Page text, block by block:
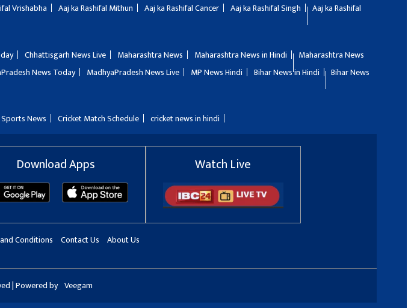
Vrishabha Aaj ka Rashifal Mithun Aaj ka Rashifal Cancer Aaj ka Rashifal Singh
Aaj ka Rashifal
Chhattisgarh News Live Maharashtra News Maharashtra News in Hindi
Maharashtra News
News Today MadhyaPradesh News Live MP News Hindi Bihar News in Hindi
Bihar News
News Cricket Match Schedule cricket news in hindi
Download Apps Watch Live
Conditions Contact Us About Us
| Powered by Veegam